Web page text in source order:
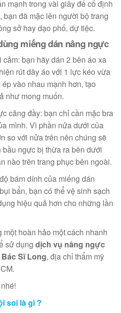
mạnh trong vài giây để cố định
bạn đã mặc lên người bộ trang
sở hay dạo phố, dự tiệc.
miếng dán nâng ngực
bạn hãy dán 2 bên áo xa
rút dây áo với 1 lực kéo vừa
vào nhau mạnh hơn, tạo
như mong muốn.
căng đầy: bạn chỉ cần mặc bra
mình. Vì phần nửa dưới của
so với nửa trên nên chúng sẽ
ngực bị thừa ra bên dưới
nào trên trang phục bên ngoài.
bám dính của miếng dán
bẩn, bạn có thể vệ sinh sạch
hiệu quả hơn cho những lần
hoàn hảo một cách nhanh
sử dụng dịch vụ nâng ngực
Sĩ Long, địa chỉ thẩm mỹ
soi là gì ?